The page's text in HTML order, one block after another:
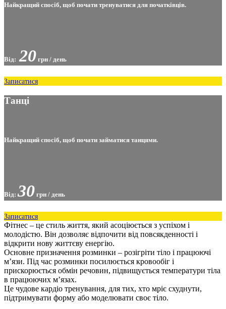
Найкращий спосіб, щоб почати тренуватися для початківців.
Від: 20 грн / день
Записатися
Танці
Найкращий спосіб, щоб почати займатися танцями.
Від: 30 грн / день
Записатися
Фітнес – це стиль життя, який асоціюється з успіхом і
молодістю. Він дозволяє відпочити від повсякденності і
відкрити нову життєву енергію.
Основне призначення розминки – розігріти тіло і працюючі
м’язи. Під час розминки посилюється кровообіг і
прискорюється обмін речовин, підвищується температури тіла
в працюючих м’язах.
Це чудове кардіо тренування, для тих, хто мріє схуднути,
підтримувати форму або моделювати своє тіло.